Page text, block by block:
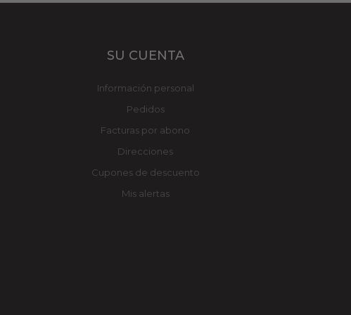
SU CUENTA
Información personal
Pedidos
Facturas por abono
Direcciones
Cupones de descuento
Mis alertas